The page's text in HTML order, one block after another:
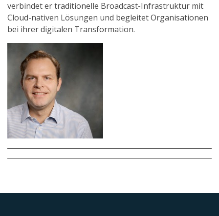
verbindet er traditionelle Broadcast-Infrastruktur mit
Cloud-nativen Lösungen und begleitet Organisationen
bei ihrer digitalen Transformation.